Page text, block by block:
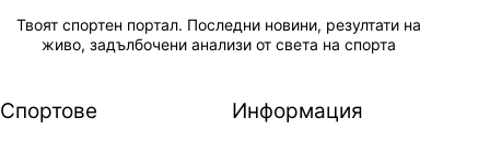
Твоят спортен портал. Последни новини, резултати на
живо, задълбочени анализи от света на спорта
Спортове Информация